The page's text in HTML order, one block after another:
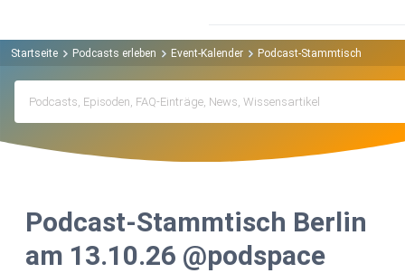
Startseite Podcasts erleben Event-Kalender Podcast-Stammtisch Berlin
Podcast-Stammtisch Berlin
am 13.10.26 @podspace